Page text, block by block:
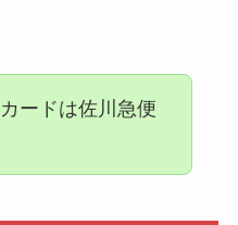
ードは佐川急便